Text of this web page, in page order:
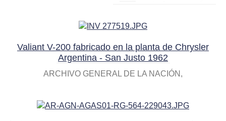
Valiant V-200 fabricado en la planta de Chrysler
Argentina - San Justo 1962
ARCHIVO GENERAL DE LA NACIÓN